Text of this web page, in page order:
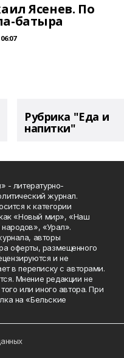
Ясенев. По
батыра
Рубрика "Еда и
напитки"
- литературно-
журнал.
к категории
как «Новый мир», «Наш
«Урал».
авторы
оферты, размещенного
и не
в переписку с авторами.
Мнение редакции не
или иного автора. При
на «Бельские